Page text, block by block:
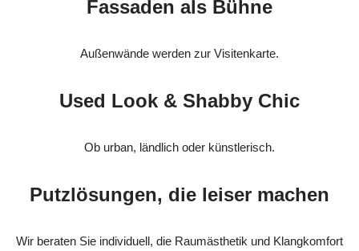
Fassaden als Bühne
Außenwände werden zur Visitenkarte.
Used Look & Shabby Chic
Ob urban, ländlich oder künstlerisch.
Putzlösungen, die leiser machen
Wir beraten Sie individuell, die Raumästhetik und Klangkomfort